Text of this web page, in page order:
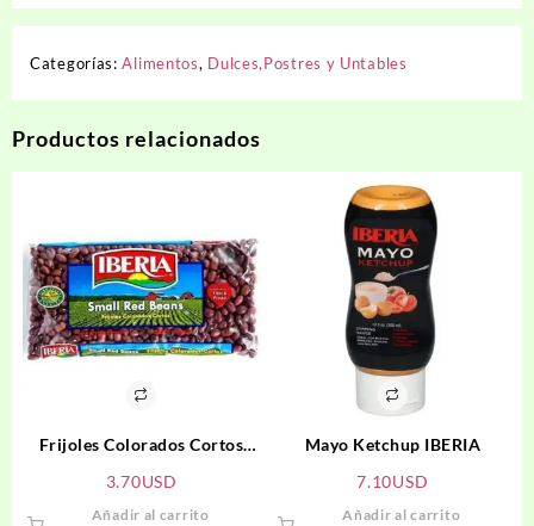
Categorías:Alimentos, Dulces,Postres y Untables
Productos relacionados
Frijoles Colorados Cortos
3.70USD
Añadir al carrito
Mayo Ketchup IBERIA
7.10USD
Añadir al carrito